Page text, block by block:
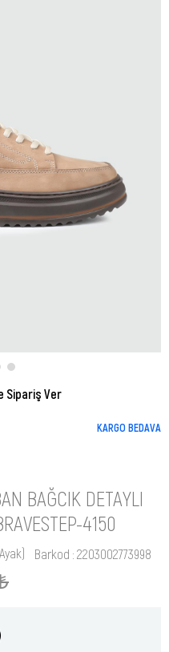
Sipariş Ver
KARGO BEDAVA
BAĞCIK DETAYLI
4150
Barkod : 2203002773998